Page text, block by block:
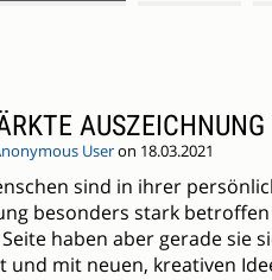
Useron 18.03.2021
sind in ihrer
besonders stark
haben aber gerade sie
und mit neuen, kreativen